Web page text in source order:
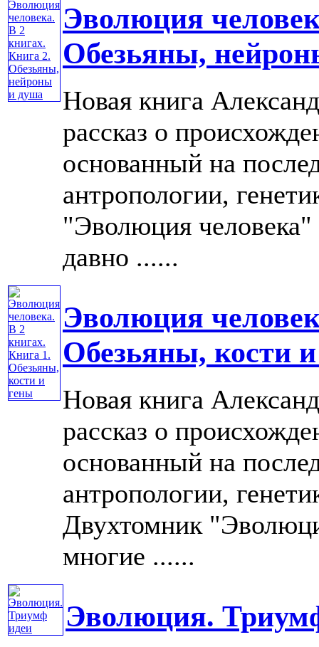
Эволюция
Обезьяны,
Новая книга
рассказ о
основанный на
антропологии,
"Эволюция человека"
давно ......
Эволюция
Обезьяны, кости
Новая книга
рассказ о
основанный на
антропологии,
Двухтомник
многие ......
Эволюция.